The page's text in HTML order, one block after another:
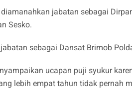
jabatan sebagai
Sesko.
sebagai Dansat Brimob
ucapan puji syukur
lebih empat tahun tidak pernah